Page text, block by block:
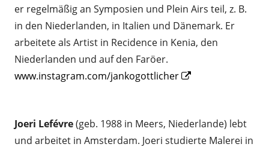
er regelmäßig an Symposien und Plein Airs teil, z. B.
in den Niederlanden, in Italien und Dänemark. Er
arbeitete als Artist in Recidence in Kenia, den
Niederlanden und auf den Faröer.
www.instagram.com/jankogottlicher
new
window
Joeri Lefévre(geb. 1988 in Meers, Niederlande) lebt
und arbeitet in Amsterdam. Joeri studierte Malerei in